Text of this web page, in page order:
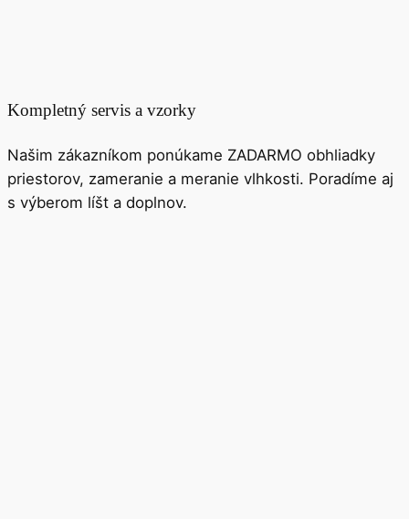
Kompletný servis a vzorky
Našim zákazníkom ponúkame ZADARMO obhliadky
priestorov, zameranie a meranie vlhkosti. Poradíme aj
s výberom líšt a doplnov.